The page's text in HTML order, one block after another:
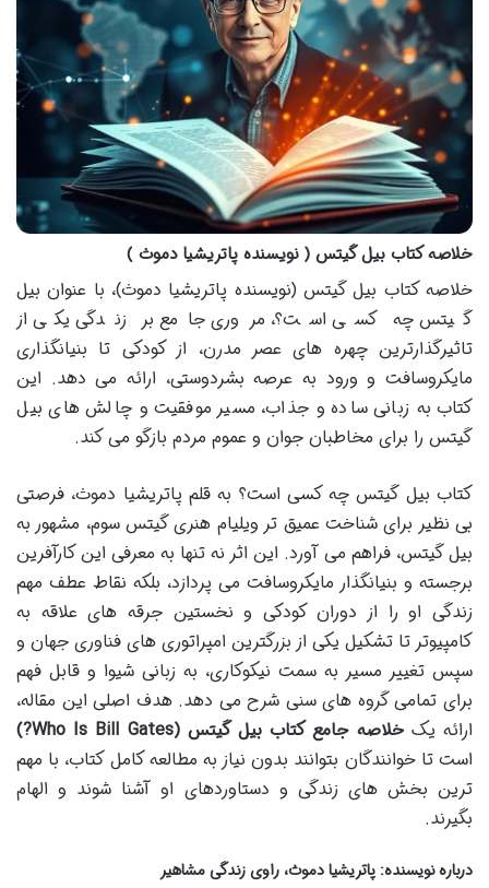
خلاصه کتاب بیل گیتس ( نویسنده پاتریشیا دموث )
خلاصه کتاب بیل گیتس (نویسنده پاتریشیا دموث)، با عنوان بیل
گیتس چه کسی است؟، مروری جامع بر زندگی یکی از
تاثیرگذارترین چهره های عصر مدرن، از کودکی تا بنیانگذاری
مایکروسافت و ورود به عرصه بشردوستی، ارائه می دهد. این
کتاب به زبانی ساده و جذاب، مسیر موفقیت و چالش های بیل
گیتس را برای مخاطبان جوان و عموم مردم بازگو می کند.
کتاب بیل گیتس چه کسی است؟ به قلم پاتریشیا دموث، فرصتی
بی نظیر برای شناخت عمیق تر ویلیام هنری گیتس سوم، مشهور به
بیل گیتس، فراهم می آورد. این اثر نه تنها به معرفی این کارآفرین
برجسته و بنیانگذار مایکروسافت می پردازد، بلکه نقاط عطف مهم
زندگی او را از دوران کودکی و نخستین جرقه های علاقه به
کامپیوتر تا تشکیل یکی از بزرگترین امپراتوری های فناوری جهان و
سپس تغییر مسیر به سمت نیکوکاری، به زبانی شیوا و قابل فهم
برای تمامی گروه های سنی شرح می دهد. هدف اصلی این مقاله،
ارائه یکخلاصه جامع کتاب بیل گیتس (Who Is Bill Gates?)
است تا خوانندگان بتوانند بدون نیاز به مطالعه کامل کتاب، با مهم
ترین بخش های زندگی و دستاوردهای او آشنا شوند و الهام
بگیرند.
درباره نویسنده: پاتریشیا دموث، راوی زندگی مشاهیر